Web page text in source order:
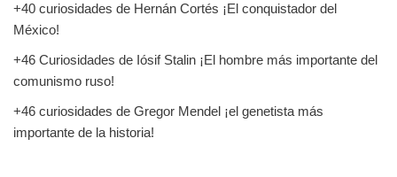
+40 curiosidades de Hernán Cortés ¡El conquistador del
México!
+46 Curiosidades de Iósif Stalin ¡El hombre más importante del
comunismo ruso!
+46 curiosidades de Gregor Mendel ¡el genetista más
importante de la historia!